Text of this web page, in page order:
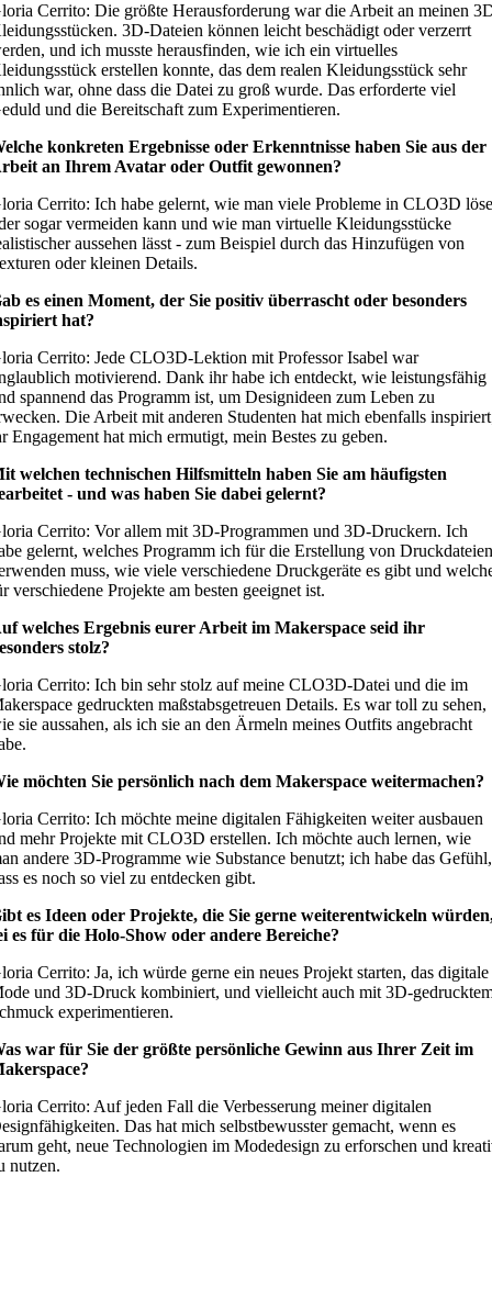
Cerrito: Die größte Herausforderung war die Arbeit an meinen
3D-Dateien können leicht beschädigt oder verzerrt
und ich musste herausfinden, wie ich ein virtuelles
erstellen konnte, das dem realen Kleidungsstück sehr
war, ohne dass die Datei zu groß wurde. Das erforderte viel
und die Bereitschaft zum Experimentieren.
konkreten Ergebnisse oder Erkenntnisse haben Sie aus der
an Ihrem Avatar oder Outfit gewonnen?
Cerrito: Ich habe gelernt, wie man viele Probleme in CLO3D
sogar vermeiden kann und wie man virtuelle Kleidungsstücke
aussehen lässt - zum Beispiel durch das Hinzufügen von
oder kleinen Details.
es einen Moment, der Sie positiv überrascht oder besonders
hat?
Cerrito: Jede CLO3D-Lektion mit Professor Isabel war
motivierend. Dank ihr habe ich entdeckt, wie leistungsfähig
spannend das Programm ist, um Designideen zum Leben zu
Die Arbeit mit anderen Studenten hat mich ebenfalls
Engagement hat mich ermutigt, mein Bestes zu geben.
welchen technischen Hilfsmitteln haben Sie am häufigsten
- und was haben Sie dabei gelernt?
Cerrito: Vor allem mit 3D-Programmen und 3D-Druckern. Ich
gelernt, welches Programm ich für die Erstellung von
muss, wie viele verschiedene Druckgeräte es gibt und
verschiedene Projekte am besten geeignet ist.
welches Ergebnis eurer Arbeit im Makerspace seid ihr
stolz?
Cerrito: Ich bin sehr stolz auf meine CLO3D-Datei und die im
gedruckten maßstabsgetreuen Details. Es war toll zu sehen,
sie aussahen, als ich sie an den Ärmeln meines Outfits angebracht
möchten Sie persönlich nach dem Makerspace weitermachen?
Cerrito: Ich möchte meine digitalen Fähigkeiten weiter ausbauen
mehr Projekte mit CLO3D erstellen. Ich möchte auch lernen, wie
andere 3D-Programme wie Substance benutzt; ich habe das Gefühl,
es noch so viel zu entdecken gibt.
es Ideen oder Projekte, die Sie gerne weiterentwickeln
es für die Holo-Show oder andere Bereiche?
Cerrito: Ja, ich würde gerne ein neues Projekt starten, das digitale
und 3D-Druck kombiniert, und vielleicht auch mit 3D-
experimentieren.
war für Sie der größte persönliche Gewinn aus Ihrer Zeit im
Cerrito: Auf jeden Fall die Verbesserung meiner digitalen
Das hat mich selbstbewusster gemacht, wenn es
geht, neue Technologien im Modedesign zu erforschen und
nutzen.